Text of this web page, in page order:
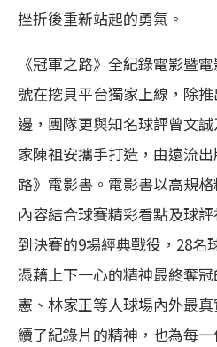
挫折後重新站起的勇氣。
《冠軍之路》全紀錄電影暨
號在挖貝平台獨家上線，除
邊，團隊更與知名球評曾文
家陳祖安攜手打造，由遠流
路》電影書。電影書以高規
內容結合球賽精彩看點及球
到決賽的9場經典戰役，28名
憑藉上下一心的精神最終奪
憲、林家正等人球場內外最
續了紀錄片的精神，也為每